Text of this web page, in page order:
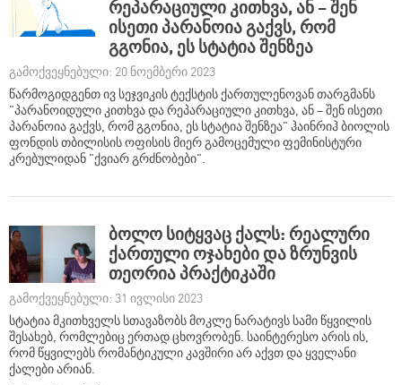
რეპარაციული კითხვა, ან – შენ
ისეთი პარანოია გაქვს, რომ
გგონია, ეს სტატია შენზეა
გამოქვეყნებული: 20 ნოემბერი 2023
წარმოგიდგენთ ივ სეჯვიკის ტექსტის ქართულენოვან თარგმანს
"პარანოიდული კითხვა და რეპარაციული კითხვა, ან – შენ ისეთი
პარანოია გაქვს, რომ გგონია, ეს სტატია შენზეა" ჰაინრიჰ ბიოლის
ფონდის თბილისის ოფისის მიერ გამოცემული ფემინისტური
კრებულიდან "ქვიარ გრძნობები".
ბოლო სიტყვაც ქალს: რეალური
ქართული ოჯახები და ზრუნვის
თეორია პრაქტიკაში
გამოქვეყნებული: 31 ივლისი 2023
სტატია მკითხველს სთავაზობს მოკლე ნარატივს სამი წყვილის
შესახებ, რომლებიც ერთად ცხოვრობენ. საინტერესო არის ის,
რომ წყვილებს რომანტიკული კავშირი არ აქვთ და ყველანი
ქალები არიან.